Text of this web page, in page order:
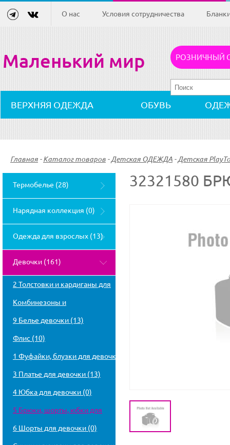
О нас Условия сотрудничества
Маленький мир РОЗНИЧНЫЙ
ВЕРХНЯЯ ОДЕЖДА ОБУВЬ
Главная - Каталог товаров - Детская ОДЕЖДА - Детская
Термобелье (28)
Нарядная коллекция (0)
Одежда для взрослых (13)
Девочки (161)
2 Толстовки и кардиганы для
девочки (18)
Комбинезоны и
полукомбинезоны для девочки
(0)
9 Белье девочки (13)
Флис (10)
1 Фуфайки, блузки для девочки
(35)
3 Платье для девочки (13)
4 Юбка для девочки (0)
5 Брюки, шорты, юбки для
девочки (53)
6 Шорты для девочки (0)
32321580